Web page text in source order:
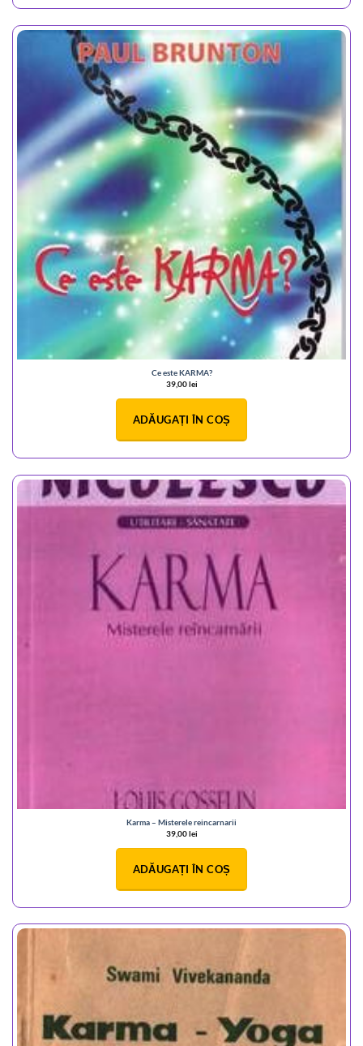
Ce este KARMA?
39,00lei
ADĂUGAȚI ÎN COȘ
Karma – Misterele reincarnarii
39,00lei
ADĂUGAȚI ÎN COȘ